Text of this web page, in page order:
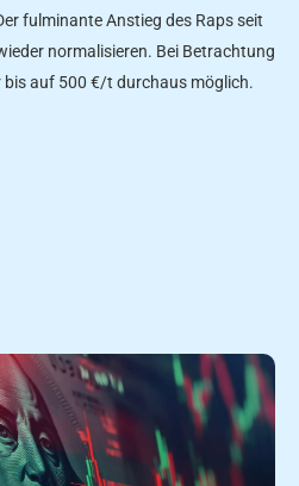
fulminante Anstieg des Raps seit
normalisieren. Bei Betrachtung
bis auf 500 €/t durchaus möglich.